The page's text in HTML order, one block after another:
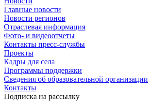
Главные новости
Новости регионов
Отраслевая информация
Фото- и видеоотчеты
Контакты пресс-службы
Проекты
Кадры для села
Программы поддержки
Сведения об образовательной организации
Контакты
Подписка на рассылку